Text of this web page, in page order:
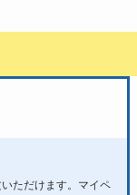
ただけます。マイペ